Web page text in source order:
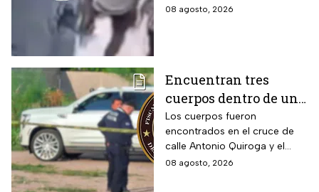
08 agosto, 2026
Encuentran tres
cuerpos dentro de una
camioneta de lujo en
Hermosillo;
investigan posible
riña
Los cuerpos fueron
encontrados en el cruce de
calle Antonio Quiroga y el
Boulevard Camino del Serie
08 agosto, 2026